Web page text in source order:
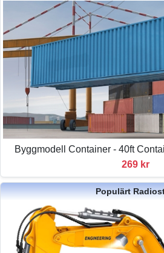
Byggmodell Container - 40ft
269 kr
Populärt